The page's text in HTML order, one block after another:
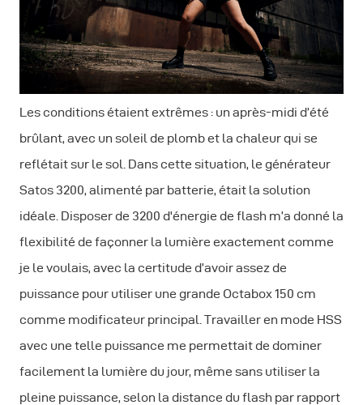
Les conditions étaient extrêmes : un après-midi d’été
brûlant, avec un soleil de plomb et la chaleur qui se
reflétait sur le sol. Dans cette situation, le générateur
Satos 3200, alimenté par batterie, était la solution
idéale. Disposer de 3200 d'énergie de flash m’a donné la
flexibilité de façonner la lumière exactement comme
je le voulais, avec la certitude d’avoir assez de
puissance pour utiliser une grande Octabox 150 cm
comme modificateur principal. Travailler en mode HSS
avec une telle puissance me permettait de dominer
facilement la lumière du jour, même sans utiliser la
pleine puissance, selon la distance du flash par rapport